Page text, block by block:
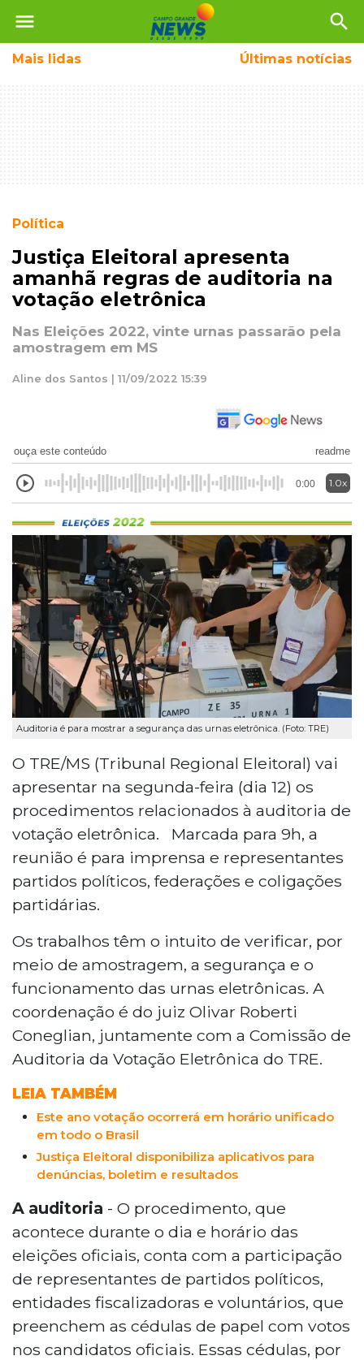
menu search
Mais lidas Últimas notícias
Política
Justiça Eleitoral apresenta
amanhã regras de auditoria na
votação eletrônica
Nas Eleições 2022, vinte urnas passarão pela
amostragem em MS
Aline dos Santos | 11/09/2022 15:39
ouça este conteúdo readme
0:00 1.0x
Auditoria é para mostrar a segurança das urnas eletrônica. (Foto: TRE)
O TRE/MS (Tribunal Regional Eleitoral) vai
apresentar na segunda-feira (dia 12) os
procedimentos relacionados à auditoria de
votação eletrônica. Marcada para 9h, a
reunião é para imprensa e representantes
partidos políticos, federações e coligações
partidárias.
Os trabalhos têm o intuito de verificar, por
meio de amostragem, a segurança e o
funcionamento das urnas eletrônicas. A
coordenação é do juiz Olivar Roberti
Coneglian, juntamente com a Comissão de
Auditoria da Votação Eletrônica do TRE.
LEIA TAMBÉM
Este ano votação ocorrerá em horário unificado
em todo o Brasil
Justiça Eleitoral disponibiliza aplicativos para
denúncias, boletim e resultados
A auditoria - O procedimento, que
acontece durante o dia e horário das
eleições oficiais, conta com a participação
de representantes de partidos políticos,
entidades fiscalizadoras e voluntários, que
preenchem as cédulas de papel com votos
nos candidatos oficiais. Essas cédulas, por